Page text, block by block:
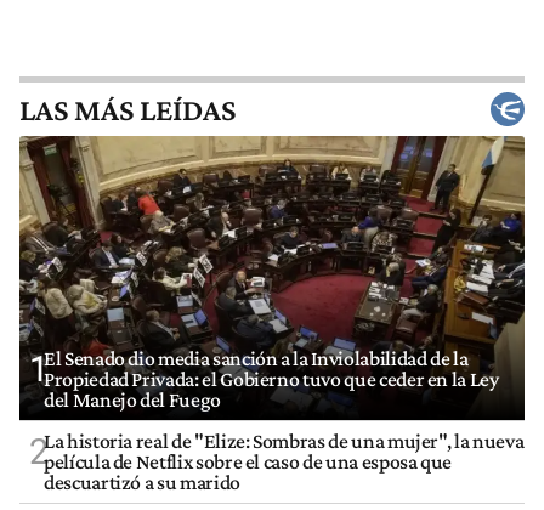
LAS MÁS LEÍDAS
1El Senado dio media sanción a la Inviolabilidad de la
Propiedad Privada: el Gobierno tuvo que ceder en la Ley
del Manejo del Fuego
2La historia real de "Elize: Sombras de una mujer", la nueva
película de Netflix sobre el caso de una esposa que
descuartizó a su marido